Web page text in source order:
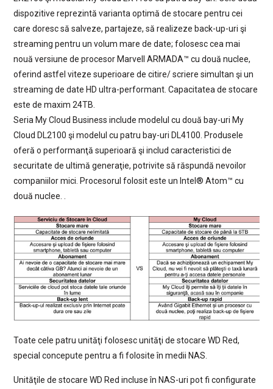
dispozitive reprezintă varianta optimă de stocare pentru cei
care doresc să salveze, partajeze, să realizeze back-up-uri şi
streaming pentru un volum mare de date; folosesc cea mai
nouă versiune de procesor Marvell ARMADA™ cu două nuclee,
oferind astfel viteze superioare de citire/ scriere simultan şi un
streaming de date HD ultra-performant. Capacitatea de stocare
este de maxim 24TB.
Seria My Cloud Business include modelul cu două bay-uri My
Cloud DL2100 şi modelul cu patru bay-uri DL4100. Produsele
oferă o performanţă superioară şi includ caracteristici de
securitate de ultimă generaţie, potrivite să răspundă nevoilor
companiilor mici. Procesorul folosit este un Intel® Atom™ cu
două nuclee. .
Toate cele patru unităţi folosesc unităţi de stocare WD Red,
special concepute pentru a fi folosite în medii NAS.
Unităţile de stocare WD Red incluse în NAS-uri pot fi configurate